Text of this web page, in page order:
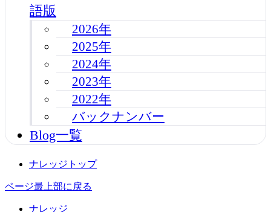
語版
2026年
2025年
2024年
2023年
2022年
バックナンバー
Blog一覧
ナレッジトップ
ページ最上部に戻る
ナレッジ